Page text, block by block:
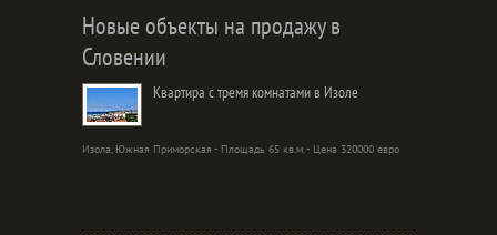
Новые объекты на продажу в
Словении
Квартира с тремя комнатами в Изоле
Изола, Южная Приморская - Площадь 65 кв.м. - Цена 320000 евро